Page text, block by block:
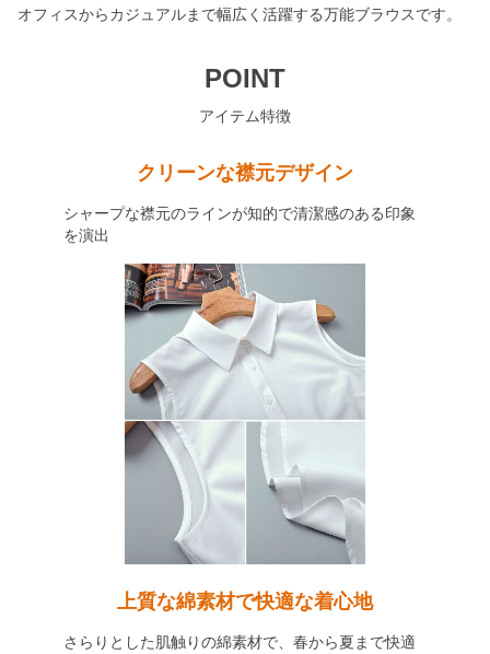
オフィスからカジュアルまで幅広く活躍する万能ブラウスです。
POINT
アイテム特徴
クリーンな襟元デザイン
シャープな襟元のラインが知的で清潔感のある印象
を演出
上質な綿素材で快適な着心地
さらりとした肌触りの綿素材で、春から夏まで快適